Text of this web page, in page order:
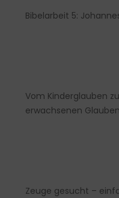
Bibelarbeit 5:
Vom Kinderglauben
erwachsenen
Zeuge gesucht –